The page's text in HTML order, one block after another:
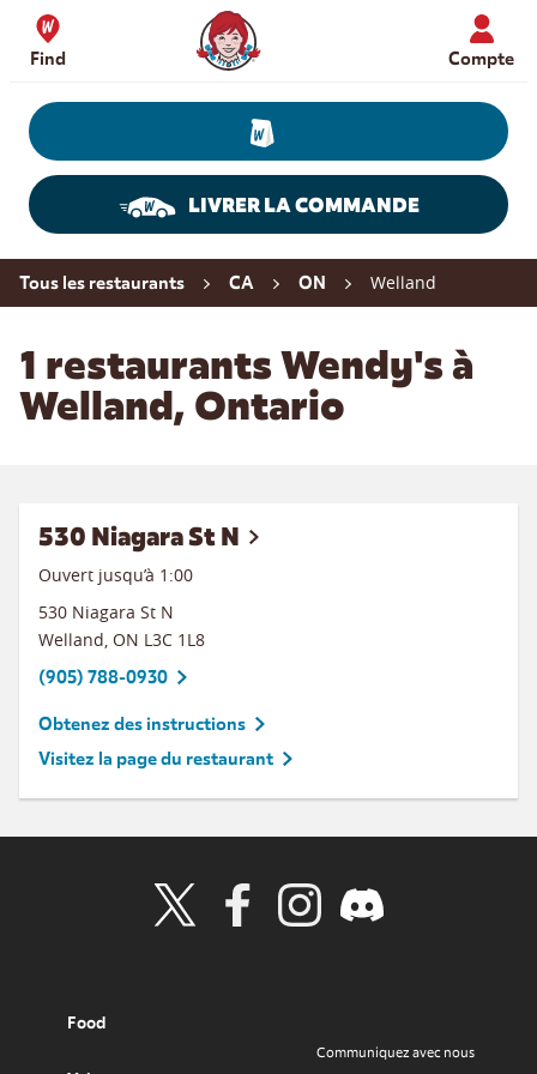
Skip to content
Find
Wendy's Website Home
Compte
LIVRER LA COMMANDE
Return to Nav
Tous les restaurants CA ON Welland
1 restaurants Wendy's à
Welland, Ontario
530 Niagara St N
Ouvert jusqu’à 1:00
530 Niagara St N
Welland, ON L3C 1L8
(905) 788-0930
Obtenez des instructions
Visitez la page du restaurant
Food
Communiquez avec nous
Visit Wendy's Twitter
Visit Wendy's Facebook
Visit Wendy's Instagram
Visit Wendy's Discord